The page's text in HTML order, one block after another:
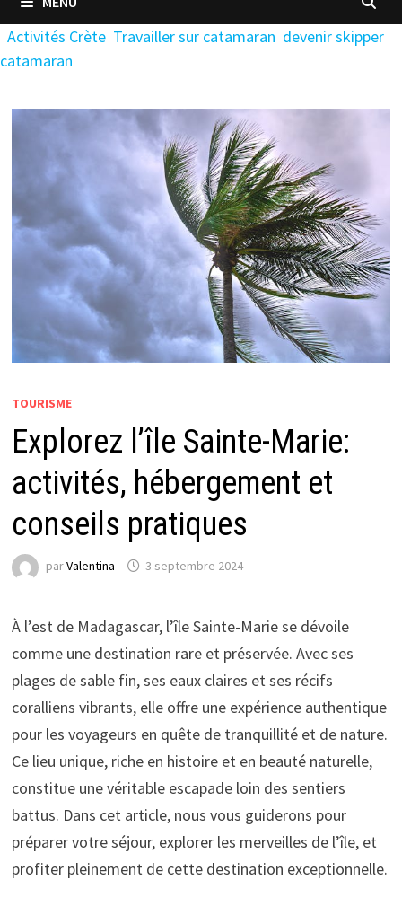
Activités Crète Travailler sur catamaran devenir skipper
catamaran
TOURISME
Explorez l’île Sainte-Marie:
activités, hébergement et
conseils pratiques
parValentina 3 septembre 2024
À l’est de Madagascar, l’île Sainte-Marie se dévoile
comme une destination rare et préservée. Avec ses
plages de sable fin, ses eaux claires et ses récifs
coralliens vibrants, elle offre une expérience authentique
pour les voyageurs en quête de tranquillité et de nature.
Ce lieu unique, riche en histoire et en beauté naturelle,
constitue une véritable escapade loin des sentiers
battus. Dans cet article, nous vous guiderons pour
préparer votre séjour, explorer les merveilles de l’île, et
profiter pleinement de cette destination exceptionnelle.